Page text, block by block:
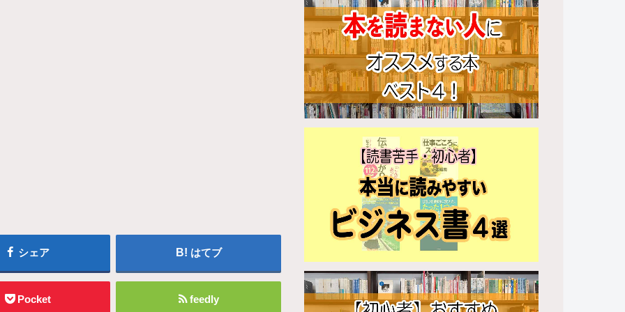
シェア はてブ
Pocket feedly